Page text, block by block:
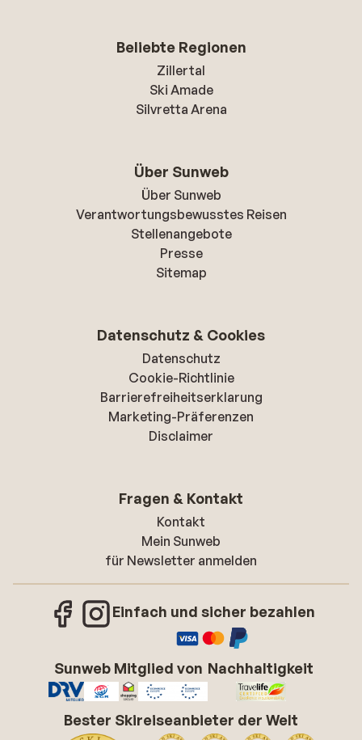
Beliebte Regionen
Zillertal
Ski Amade
Silvretta Arena
Über Sunweb
Über Sunweb
Verantwortungsbewusstes Reisen
Stellenangebote
Presse
Sitemap
Datenschutz & Cookies
Datenschutz
Cookie-Richtlinie
Barrierefreiheitserklarung
Marketing-Präferenzen
Disclaimer
Fragen & Kontakt
Kontakt
Mein Sunweb
für Newsletter anmelden
Einfach und sicher bezahlen
Sunweb Mitglied von Nachhaltigkeit
Bester Skireiseanbieter der Welt